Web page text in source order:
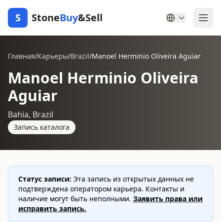
S StoneBuy&Sell
Главная/Карьеры/Brazil/Manoel Herminio Oliveira Aguiar
Manoel Herminio Oliveira
Aguiar
Bahia, Brazil
Запись каталога
Статус записи: Эта запись из открытых данных не
подтверждена оператором карьера. Контакты и
наличие могут быть неполными. Заявить права или
исправить запись.